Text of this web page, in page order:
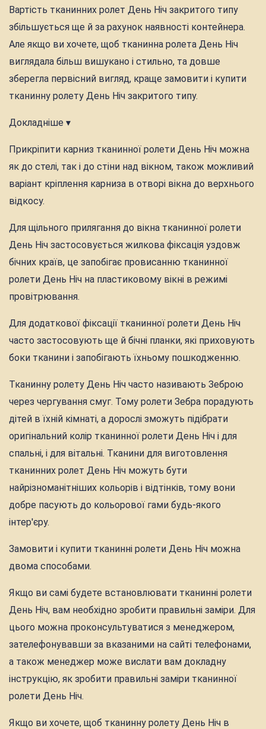
Вартість тканинних ролет День Ніч закритого типу
збільшується ще й за рахунок наявності контейнера.
Але якщо ви хочете, щоб тканинна ролета День Ніч
виглядала більш вишукано і стильно, та довше
зберегла первісний вигляд, краще замовити і купити
тканинну ролету День Ніч закритого типу.
Докладніше ▾
Прикріпити карниз тканинної ролети День Ніч можна
як до стелі, так і до стіни над вікном, також можливий
варіант кріплення карниза в отворі вікна до верхнього
відкосу.
Для щільного прилягання до вікна тканинної ролети
День Ніч застосовується жилкова фіксація уздовж
бічних країв, це запобігає провисанню тканинної
ролети День Ніч на пластиковому вікні в режимі
провітрювання.
Для додаткової фіксації тканинної ролети День Ніч
часто застосовують ще й бічні планки, які приховують
боки тканини і запобігають їхньому пошкодженню.
Тканинну ролету День Ніч часто називають Зеброю
через чергування смуг. Тому ролети Зебра порадують
дітей в їхній кімнаті, а дорослі зможуть підібрати
оригінальний колір тканинної ролети День Ніч і для
спальні, і для вітальні. Тканини для виготовлення
тканинних ролет День Ніч можуть бути
найрізноманітніших кольорів і відтінків, тому вони
добре пасують до кольорової гами будь-якого
інтер'єру.
Замовити і купити тканинні ролети День Ніч можна
двома способами.
Якщо ви самі будете встановлювати тканинні ролети
День Ніч, вам необхідно зробити правильні заміри. Для
цього можна проконсультуватися з менеджером,
зателефонувавши за вказаними на сайті телефонами,
а також менеджер може вислати вам докладну
інструкцію, як зробити правильні заміри тканинної
ролети День Ніч.
Якщо ви хочете, щоб тканинну ролету День Ніч в